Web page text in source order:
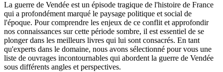
La guerre de Vendée est un épisode tragique de l'histoire de France
qui a profondément marqué le paysage politique et social de
l'époque. Pour comprendre les enjeux de ce conflit et approfondir
nos connaissances sur cette période sombre, il est essentiel de se
plonger dans les meilleurs livres qui lui sont consacrés. En tant
qu'experts dans le domaine, nous avons sélectionné pour vous une
liste de ouvrages incontournables qui abordent la guerre de Vendée
sous différents angles et perspectives.